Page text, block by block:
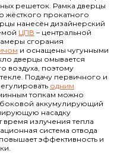
решеток. Рамка дверцы
жёсткого прокатного
нанесён дизайнерский
ЦПВ – центральной
сгорания
и оснащены чугунными
дверцы омывается
воздуха, поэтому
Подачу первичного и
одним
топкам можно
аккумулирующий
насадку
время излучения тепла
система отвода
повышает эффективность и